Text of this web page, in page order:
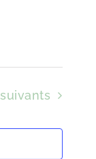
Évènements
suivants